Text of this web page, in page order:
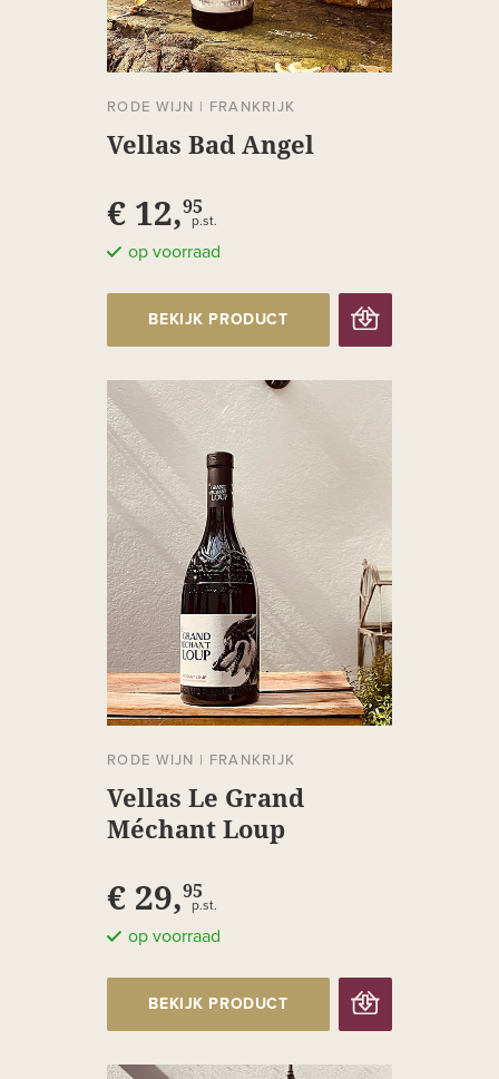
RODE WIJN | FRANKRIJK
Vellas Bad Angel
€ 12,95
p.st.
op voorraad
BEKIJK PRODUCT
RODE WIJN | FRANKRIJK
Vellas Le Grand
Méchant Loup
€ 29,95
p.st.
op voorraad
BEKIJK PRODUCT